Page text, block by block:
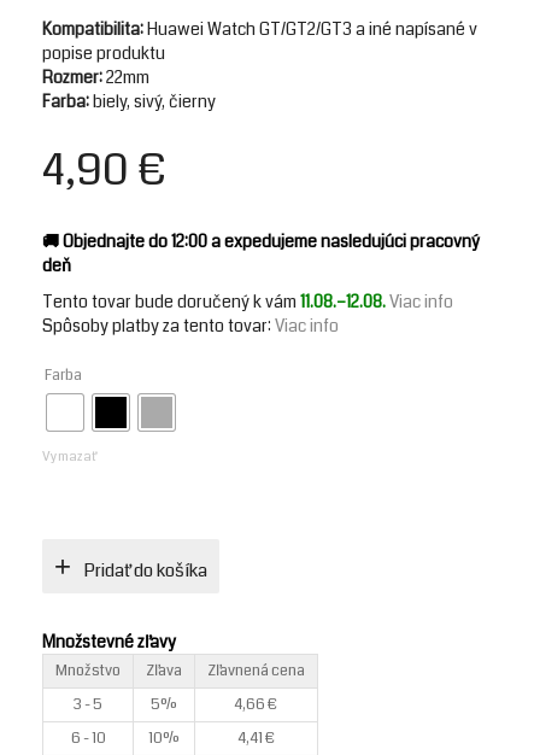
Kompatibilita:Huawei Watch GT/GT2/GT3 a iné napísané v
popise produktu
Rozmer:22mm
Farba:biely, sivý, čierny
4,90€
🚚 Objednajte do 12:00 a expedujeme nasledujúci pracovný
deň
Tento tovar bude doručený k vám 11.08.–12.08.Viac info
Spôsoby doručenia tovaru:
Kuriér DPD
Spôsoby platby za tento tovar: Viac info
Priamy vklad na účet
Dobierka
Farba
Vymazať
Pridať do košíka
Množstevné zľavy
Množstvo Zľava
Zľavnená cena
3 - 5
5% 4,66€
6 - 10
10% 4,41€